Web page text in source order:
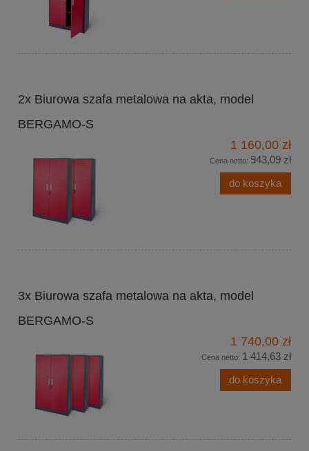
2x Biurowa szafa metalowa na akta, model
BERGAMO-S
1 160,00 zł
Cena netto: 943,09 zł
do koszyka
3x Biurowa szafa metalowa na akta, model
BERGAMO-S
1 740,00 zł
Cena netto: 1 414,63 zł
do koszyka